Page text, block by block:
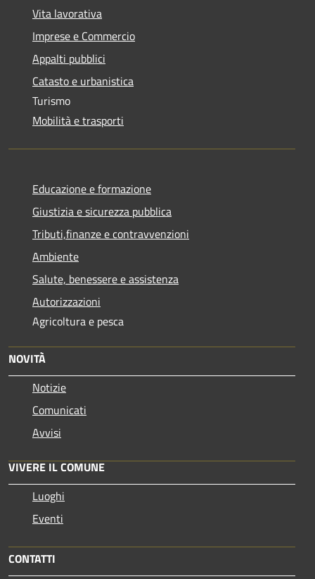
Vita lavorativa
Imprese e Commercio
Appalti pubblici
Catasto e urbanistica
Turismo
Mobilità e trasporti
Educazione e formazione
Giustizia e sicurezza pubblica
Tributi,finanze e contravvenzioni
Ambiente
Salute, benessere e assistenza
Autorizzazioni
Agricoltura e pesca
NOVITÀ
Notizie
Comunicati
Avvisi
VIVERE IL COMUNE
Luoghi
Eventi
CONTATTI